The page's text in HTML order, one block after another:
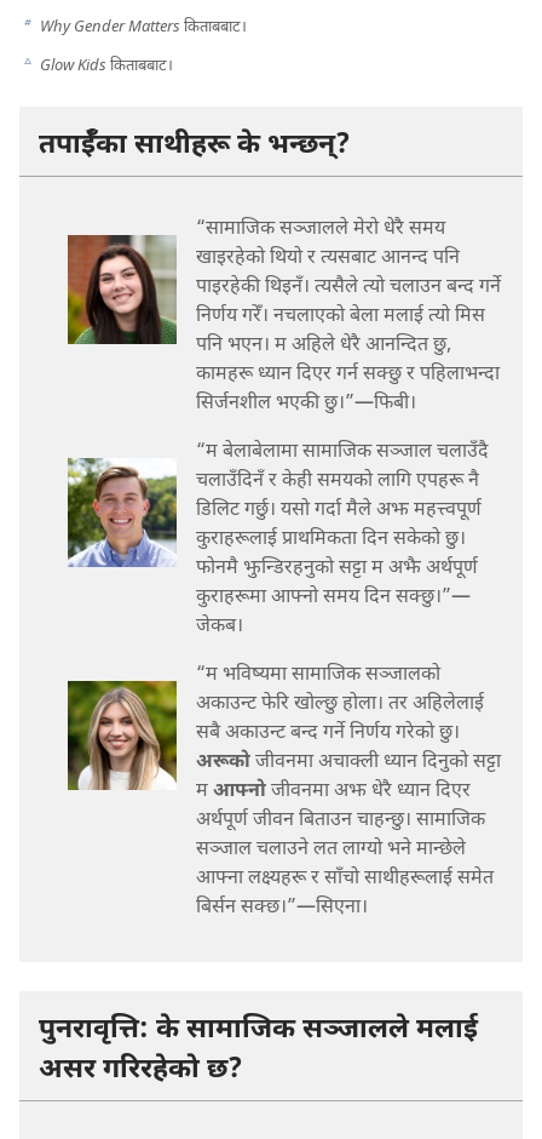
b Why Gender Mattersकिताबबाट।
c Glow Kidsकिताबबाट।
तपाईँका साथीहरू के भन्छन्‌?
“सामाजिक सञ्जालले मेरो धेरै समय
खाइरहेको थियो र त्यसबाट आनन्द पनि
पाइरहेकी थिइनँ। त्यसैले त्यो चलाउन बन्द गर्ने
निर्णय गरेँ। नचलाएको बेला मलाई त्यो मिस
पनि भएन। म अहिले धेरै आनन्दित छु,
कामहरू ध्यान दिएर गर्न सक्छु र पहिलाभन्दा
सिर्जनशील भएकी छु।”—फिबी।
“म बेलाबेलामा सामाजिक सञ्जाल चलाउँदै
चलाउँदिनँ र केही समयको लागि एपहरू नै
डिलिट गर्छु। यसो गर्दा मैले अझ महत्त्वपूर्ण
कुराहरूलाई प्राथमिकता दिन सकेको छु।
फोनमै झुन्डिरहनुको सट्टा म अझै अर्थपूर्ण
कुराहरूमा आफ्नो समय दिन सक्छु।”—
जेकब।
“म भविष्यमा सामाजिक सञ्जालको
अकाउन्ट फेरि खोल्छु होला। तर अहिलेलाई
सबै अकाउन्ट बन्द गर्ने निर्णय गरेको छु।
अरूकोजीवनमा अचाक्ली ध्यान दिनुको सट्टा
मआफ्नोजीवनमा अझ धेरै ध्यान दिएर
अर्थपूर्ण जीवन बिताउन चाहन्छु। सामाजिक
सञ्जाल चलाउने लत लाग्यो भने मान्छेले
आफ्ना लक्ष्यहरू र साँचो साथीहरूलाई समेत
बिर्सन सक्छ।”—सिएना।
पुनरावृत्ति: के सामाजिक सञ्जालले मलाई
असर गरिरहेको छ?